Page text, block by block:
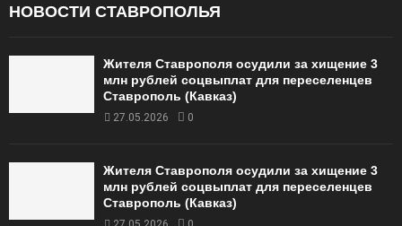
НОВОСТИ СТАВРОПОЛЬЯ
Жителя Ставрополя осудили за хищение 3
млн рублей соцвыплат для переселенцев
Ставрополь (Кавказ)
27.05.2026 0
Жителя Ставрополя осудили за хищение 3
млн рублей соцвыплат для переселенцев
Ставрополь (Кавказ)